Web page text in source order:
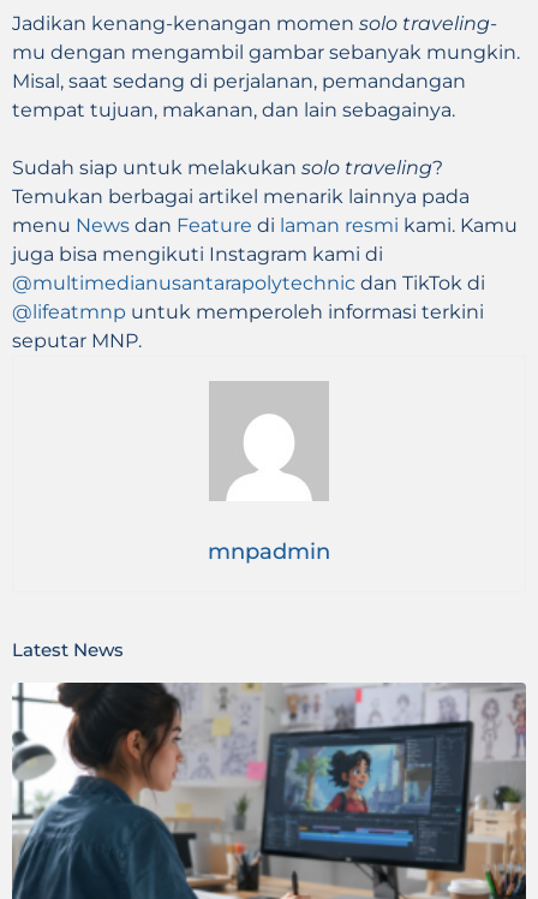
Jadikan kenang-kenangan momen solo traveling-
mu dengan mengambil gambar sebanyak mungkin.
Misal, saat sedang di perjalanan, pemandangan
tempat tujuan, makanan, dan lain sebagainya.
Sudah siap untuk melakukan solo traveling?
Temukan berbagai artikel menarik lainnya pada
menu News dan Feature di laman resmi kami. Kamu
juga bisa mengikuti Instagram kami di
@multimedianusantarapolytechnic dan TikTok di
@lifeatmnp untuk memperoleh informasi terkini
seputar MNP.
mnpadmin
Latest News